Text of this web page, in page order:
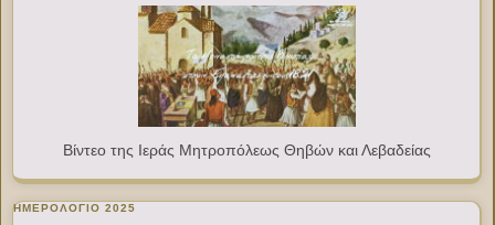
Βίντεο της Ιεράς Μητροπόλεως Θηβών και Λεβαδείας
ΗΜΕΡΟΛΟΓΙΟ 2025